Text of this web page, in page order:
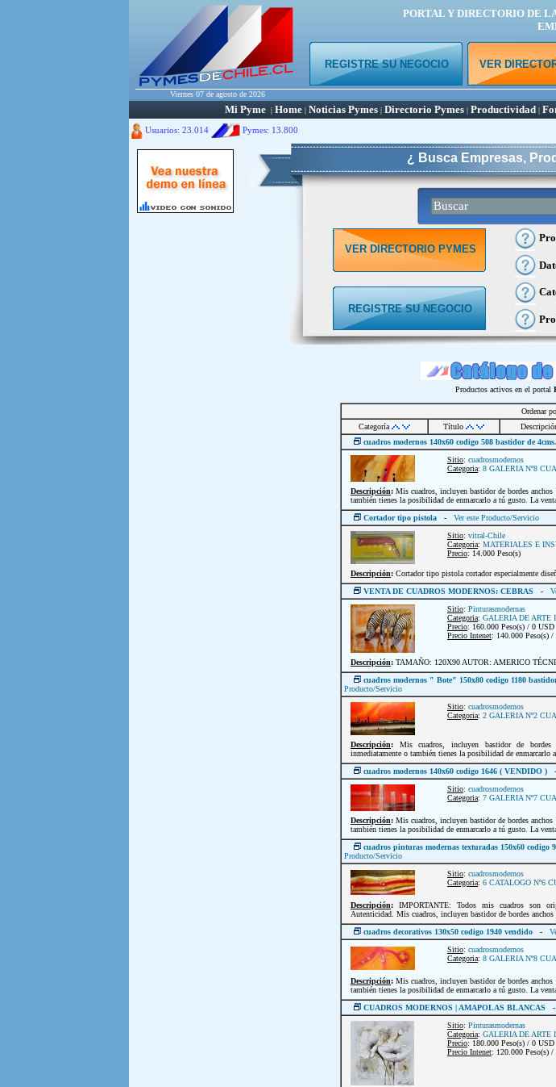
PORTAL Y DIRECTORIO DE
REGISTRE SU NEGOCIO VER
Viernes 07 de agosto de 2026
Mi Pyme | Home | Noticias Pymes | Directorio Pymes | Productividad |
Usuarios: 23.014 Pymes: 13.800
¿ Busca Empresas,
VER DIRECTORIO PYMES
REGISTRE SU NEGOCIO
Productos activos en el portal
Ordenar
Categoría
Título
cuadros modernos 140x60 codigo 508 bastidor de
Sitio: cuadrosmodernos
Categoria: 8 GALERIA Nº8
Descripción: Mis cuadros, incluyen bastidor de bordes
también tienes la posibilidad de enmarcarlo a tú gusto. La
Cortador tipo pistola
- Ver este Producto/Servicio
Sitio: vitral-Chile
Categoria: MATERIALES E
Precio: 14.000 Peso(s)
Descripción: Cortador tipo pistola cortador especialmente
VENTA DE CUADROS MODERNOS: CEBRAS
-
Sitio: Pinturasmodernas
Categoria: GALERIA DE ARTE
Precio: 160.000 Peso(s) / 0 USD
Precio Intenet: 140.000 Peso(s)
Descripción: TAMAÑO: 120X90 AUTOR: AMERICO
cuadros modernos " Bote" 150x80 codigo 1180
Producto/Servicio
Sitio: cuadrosmodernos
Categoria: 2 GALERIA Nº2
Descripción: Mis cuadros, incluyen bastidor de
inmediatamente o también tienes la posibilidad de enmarcarlo
cuadros modernos 140x60 codigo 1646 ( VENDIDO )
Sitio: cuadrosmodernos
Categoria: 7 GALERIA Nº7
Descripción: Mis cuadros, incluyen bastidor de bordes
también tienes la posibilidad de enmarcarlo a tú gusto. La
cuadros pinturas modernas texturadas 150x60 codigo
Producto/Servicio
Sitio: cuadrosmodernos
Categoria: 6 CATALOGO Nº6
Descripción: IMPORTANTE: Todos mis cuadros son
Autenticidad. Mis cuadros, incluyen bastidor de bordes
cuadros decorativos 130x50 codigo 1940 vendido
-
Sitio: cuadrosmodernos
Categoria: 8 GALERIA Nº8
Descripción: Mis cuadros, incluyen bastidor de bordes
también tienes la posibilidad de enmarcarlo a tú gusto. La
CUADROS MODERNOS | AMAPOLAS BLANCAS
Sitio: Pinturasmodernas
Categoria: GALERIA DE ARTE
Precio: 180.000 Peso(s) / 0 USD
Precio Intenet: 120.000 Peso(s)